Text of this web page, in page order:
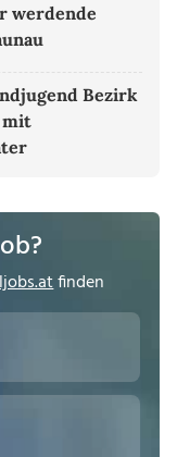
werdende
Bezirk
mit
finden